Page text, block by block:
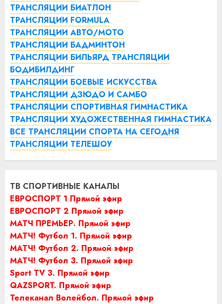
ТРАНСЛЯЦИИ БИАТЛОН
ТРАНСЛЯЦИИ FORMULA
ТРАНСЛЯЦИИ АВТО/МОТО
ТРАНСЛЯЦИИ БАДМИНТОН
ТРАНСЛЯЦИИ БИЛЬЯРД ТРАНСЛЯЦИИ
БОДИБИЛДИНГ
ТРАНСЛЯЦИИ БОЕВЫЕ ИСКУССТВА
ТРАНСЛЯЦИИ ДЗЮДО И САМБО
ТРАНСЛЯЦИИ СПОРТИВНАЯ ГИМНАСТИКА
ТРАНСЛЯЦИИ ХУДОЖЕСТВЕННАЯ ГИМНАСТИКА
ВСЕ ТРАНСЛЯЦИИ СПОРТА НА СЕГОДНЯ
ТРАНСЛЯЦИИ ТЕЛЕШОУ
ТВ СПОРТИВНЫЕ КАНАЛЫ
ЕВРОСПОРТ 1 Прямой эфир
ЕВРОСПОРТ 2 Прямой эфир
МАТЧ ПРЕМЬЕР. Прямой эфир
МАТЧ! Футбол 1. Прямой эфир
МАТЧ! Футбол 2. Прямой эфир
МАТЧ! Футбол 3. Прямой эфир
Sport TV 3. Прямой эфир
QAZSPORT. Прямой эфир
Телеканал Волейбол. Прямой эфир